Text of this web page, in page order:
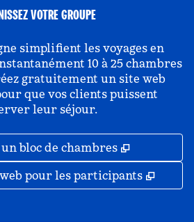
VOTRE GROUPE
simplifient les voyages en
10 à 25 chambres
gratuitement un site web
que vos clients puissent
leur séjour.
bloc de chambres ,
pour les participants ,